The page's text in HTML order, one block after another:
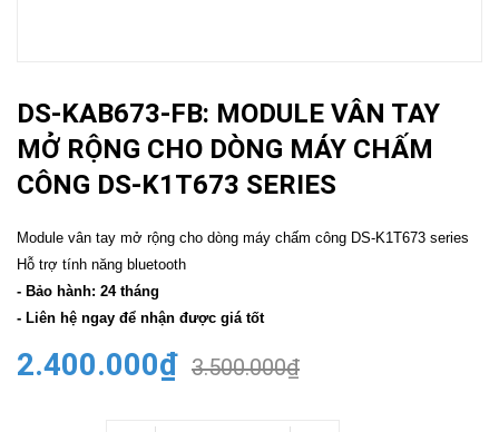
DS-KAB673-FB: MODULE VÂN TAY
MỞ RỘNG CHO DÒNG MÁY CHẤM
CÔNG DS-K1T673 SERIES
Module vân tay mở rộng cho dòng máy chấm công DS-K1T673 series
Hỗ trợ tính năng bluetooth
- Bảo hành: 24 tháng
- Liên hệ ngay để nhận được giá tốt
2.400.000₫ 3.500.000₫